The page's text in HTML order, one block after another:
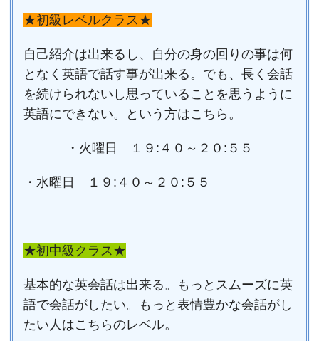
★初級レベルクラス★
自己紹介は出来るし、自分の身の回りの事は何
となく英語で話す事が出来る。でも、長く会話
を続けられないし思っていることを思うように
英語にできない。という方はこちら。
・火曜日 １９:４０～２０:５５
・水曜日 １９:４０～２０:５５
★初中級クラス★
基本的な英会話は出来る。もっとスムーズに英
語で会話がしたい。もっと表情豊かな会話がし
たい人はこちらのレベル。